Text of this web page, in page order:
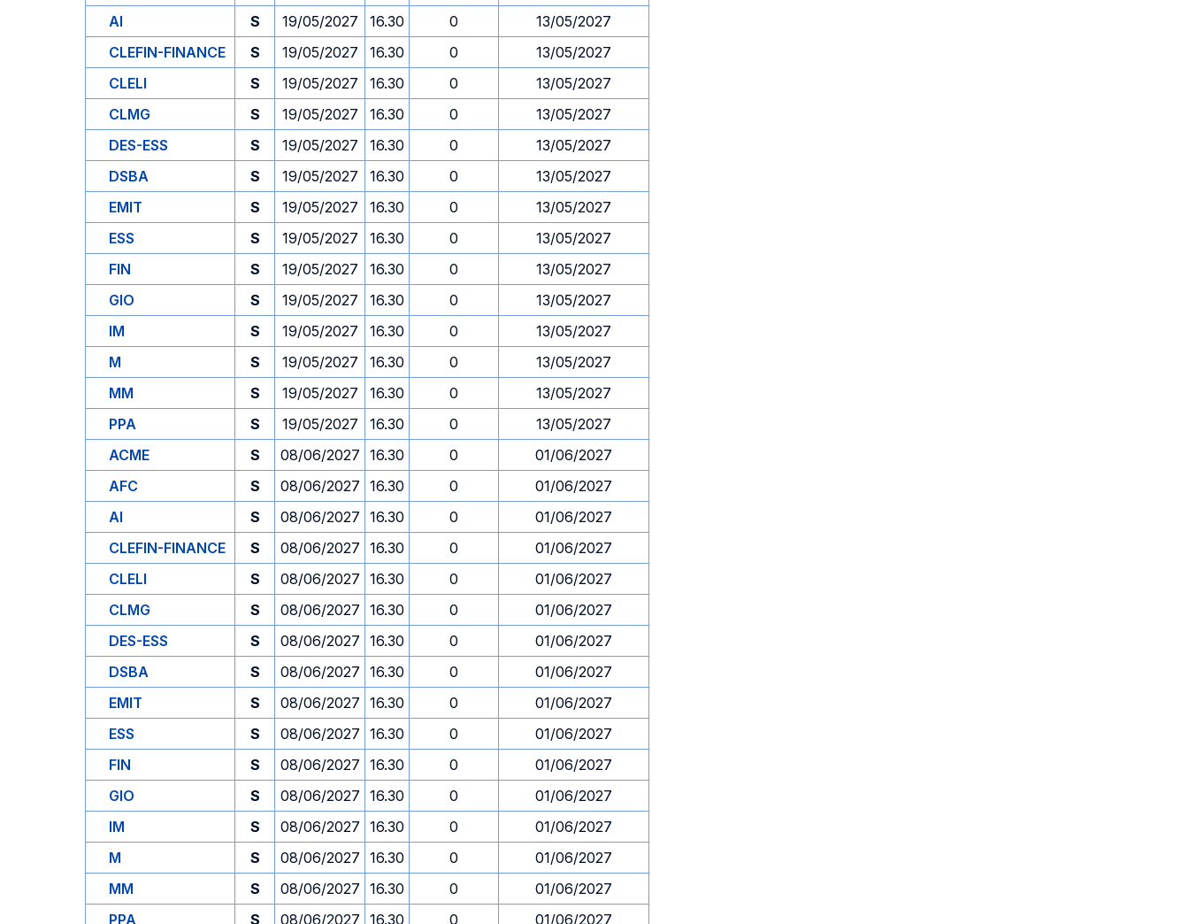
AI
S 19/05/2027 16.30 0
13/05/2027
CLEFIN-FINANCE
S 19/05/2027 16.30 0
13/05/2027
CLELI
S 19/05/2027 16.30 0
13/05/2027
CLMG
S 19/05/2027 16.30 0
13/05/2027
DES-ESS
S 19/05/2027 16.30 0
13/05/2027
DSBA
S 19/05/2027 16.30 0
13/05/2027
EMIT
S 19/05/2027 16.30 0
13/05/2027
ESS
S 19/05/2027 16.30 0
13/05/2027
FIN
S 19/05/2027 16.30 0
13/05/2027
GIO
S 19/05/2027 16.30 0
13/05/2027
IM
S 19/05/2027 16.30 0
13/05/2027
M
S 19/05/2027 16.30 0
13/05/2027
MM
S 19/05/2027 16.30 0
13/05/2027
PPA
S 19/05/2027 16.30 0
13/05/2027
ACME
S 08/06/2027 16.30 0
01/06/2027
AFC
S 08/06/2027 16.30 0
01/06/2027
AI
S 08/06/2027 16.30 0
01/06/2027
CLEFIN-FINANCE
S 08/06/2027 16.30 0
01/06/2027
CLELI
S 08/06/2027 16.30 0
01/06/2027
CLMG
S 08/06/2027 16.30 0
01/06/2027
DES-ESS
S 08/06/2027 16.30 0
01/06/2027
DSBA
S 08/06/2027 16.30 0
01/06/2027
EMIT
S 08/06/2027 16.30 0
01/06/2027
ESS
S 08/06/2027 16.30 0
01/06/2027
FIN
S 08/06/2027 16.30 0
01/06/2027
GIO
S 08/06/2027 16.30 0
01/06/2027
IM
S 08/06/2027 16.30 0
01/06/2027
M
S 08/06/2027 16.30 0
01/06/2027
MM
S 08/06/2027 16.30 0
01/06/2027
PPA
S 08/06/2027 16.30 0
01/06/2027